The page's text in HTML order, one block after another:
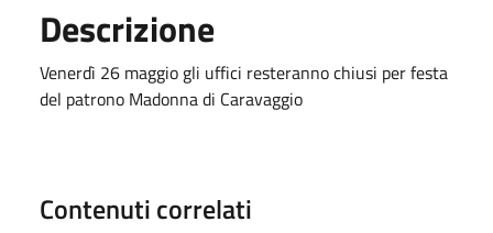
Descrizione
Venerdì 26 maggio gli uffici resteranno chiusi per festa
del patrono Madonna di Caravaggio
Contenuti correlati